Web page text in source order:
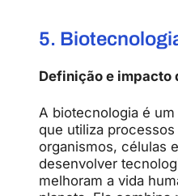
5.
Definição e impacto
A biotecnologia é
que utiliza
organismos, células
desenvolver
melhoram a vida